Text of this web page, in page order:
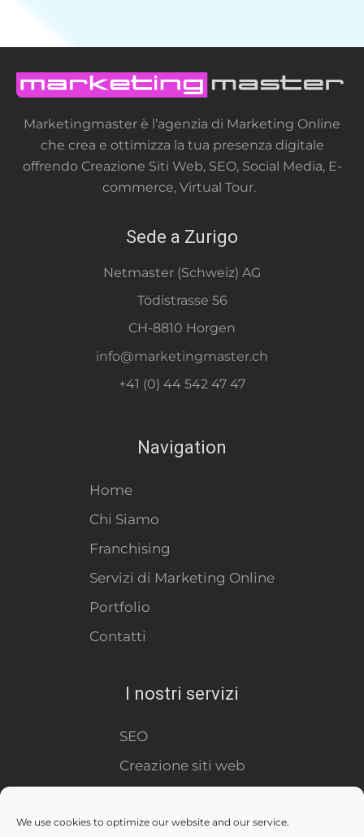
We use cookies to optimize our website and our service.
Marketingmaster è l’agenzia di Marketing Online
che crea e ottimizza la tua presenza digitale
offrendo Creazione Siti Web, SEO, Social Media, E-
commerce, Virtual Tour.
Sede a Zurigo
Netmaster (Schweiz) AG
Tödistrasse 56
CH-8810 Horgen
info@marketingmaster.ch
+41 (0) 44 542 47 47
Navigation
Home
Chi Siamo
Franchising
Servizi di Marketing Online
Portfolio
Contatti
I nostri servizi
SEO
Creazione siti web
Social Media